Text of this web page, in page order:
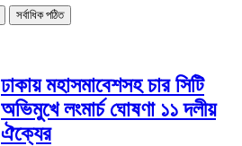
সর্বাধিক পঠিত
ঢাকায় মহাসমাবেশসহ চার সিটি
অভিমুখে লংমার্চ ঘোষণা ১১ দলীয়
ঐক্যের